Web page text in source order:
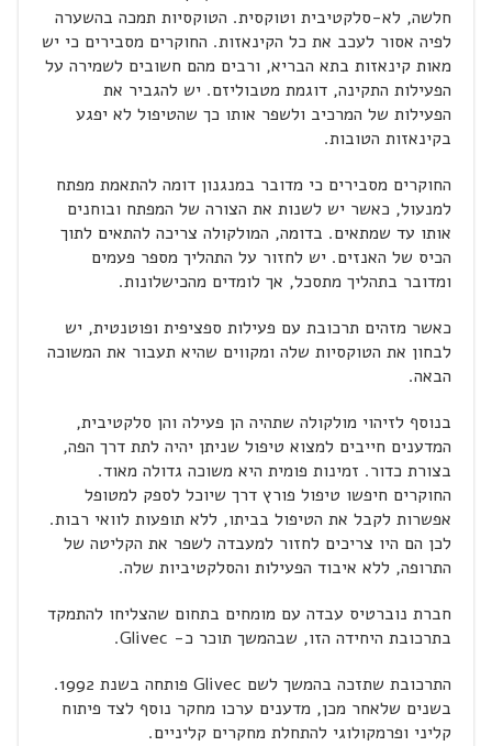
חלשה, לא-סלקטיבית וטוקסית. הטוקסיות תמכה בהשערה
לפיה אסור לעכב את כל הקינאזות. החוקרים מסבירים כי יש
מאות קינאזות בתא הבריא, ורבים מהם חשובים לשמירה על
הפעילות התקינה, דוגמת מטבוליזם. יש להגביר את
הפעילות של המרכיב ולשפר אותו כך שהטיפול לא יפגע
בקינאזות הטובות.
החוקרים מסבירים כי מדובר במנגנון דומה להתאמת מפתח
למנעול, כאשר יש לשנות את הצורה של המפתח ובוחנים
אותו עד שמתאים. בדומה, המולקולה צריכה להתאים לתוך
הכיס של האנזים. יש לחזור על התהליך מספר פעמים
ומדובר בתהליך מתסכל, אך לומדים מהכישלונות.
כאשר מזהים תרכובת עם פעילות ספציפית ופוטנטית, יש
לבחון את הטוקסיות שלה ומקווים שהיא תעבור את המשוכה
הבאה.
בנוסף לזיהוי מולקולה שתהיה הן פעילה והן סלקטיבית,
המדענים חייבים למצוא טיפול שניתן יהיה לתת דרך הפה,
בצורת כדור. זמינות פומית היא משוכה גדולה מאוד.
החוקרים חיפשו טיפול פורץ דרך שיוכל לספק למטופל
אפשרות לקבל את הטיפול בביתו, ללא תופעות לוואי רבות.
לכן הם היו צריכים לחזור למעבדה לשפר את הקליטה של
התרופה, ללא איבוד הפעילות והסלקטיביות שלה.
חברת נוברטיס עבדה עם מומחים בתחום שהצליחו להתמקד
בתרכובת היחידה הזו, שבהמשך תוכר כ- Glivec.
התרכובת שתזכה בהמשך לשם Glivec פותחה בשנת 1992.
בשנים שלאחר מכן, מדענים ערכו מחקר נוסף לצד פיתוח
קליני ופרמקולוגי להתחלת מחקרים קליניים.